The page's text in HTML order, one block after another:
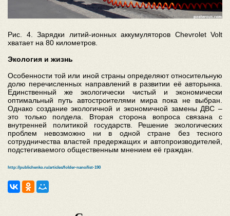
Рис. 4. Зарядки литий-ионных аккумуляторов Chevrolet Volt
хватает на 80 километров.
Экология и жизнь
Особенности той или иной страны определяют относительную
долю перечисленных направлений в развитии её авторынка.
Единственный же экологически чистый и экономически
оптимальный путь автостроителями мира пока не выбран.
Однако создание экологичной и экономичной замены ДВС –
это только полдела. Вторая сторона вопроса связана с
внутренней политикой государств. Решение экологических
проблем невозможно ни в одной стране без тесного
сотрудничества властей предержащих и автопроизводителей,
подстегиваемого общественным мнением её граждан.
http://publichenko.ru/articles/folder-nano/list-190